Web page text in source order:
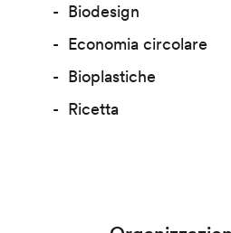
Biodesign
Economia circolare
Bioplastiche
Ricetta